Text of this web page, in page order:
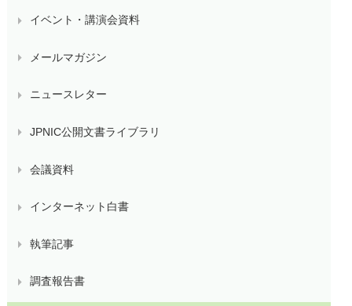
イベント・講演会資料
メールマガジン
ニュースレター
JPNIC公開文書ライブラリ
会議資料
インターネット白書
執筆記事
調査報告書